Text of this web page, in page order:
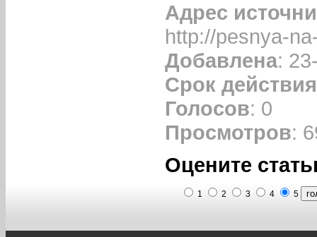
Адрес
http://pesnya-
Добавлена:
Срок действия
Голосов: 0
Просмотров:
Оцените
1 2 3 4 5